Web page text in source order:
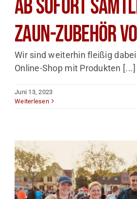
Ab sofort
ZAUN-Zubehör
Wir sind weiterhin fleißig
Online-Shop mit Produkten [...]
Juni 13, 2023
Weiterlesen